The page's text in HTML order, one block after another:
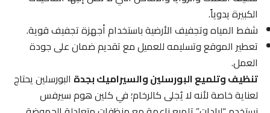
الكبيرة يدوياً.
شفط المياه وتجفيف الأرضية باستخدام أجهزة تجفيف قوية.
تعطير الموقع وتسليمه للعميل مع تقديم ضمان على جودة
العمل.
تنظيف وتلميع البورسلين والسيراميك بجدةالبورسلين يحتاج
لعناية خاصة لأنه لا يُجلى كالرخام؛ في كلين هوم سيرفس